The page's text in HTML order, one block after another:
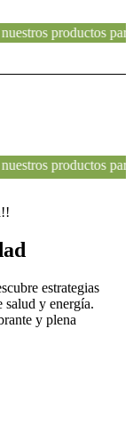
para la salud
para la salud
estrategias
salud y energía.
y plena